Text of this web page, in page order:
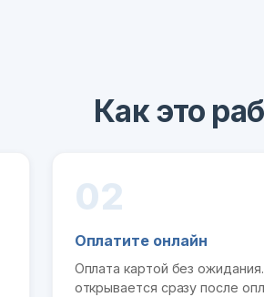
Как это
02
Оплатите онлайн
Оплата картой без
открывается сразу после